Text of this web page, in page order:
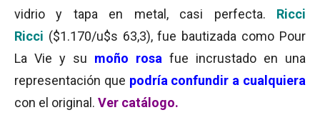
vidrio y tapa en metal, casi perfecta. Ricci
Ricci ($1.170/u$s 63,3), fue bautizada como Pour
La Vie y su moño rosa fue incrustado en una
representación que podría confundir a cualquiera
con el original. Ver catálogo.